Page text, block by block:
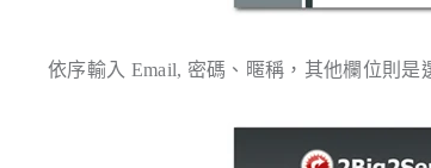
依序輸入 Email, 密碼、暱稱，其他欄位則是